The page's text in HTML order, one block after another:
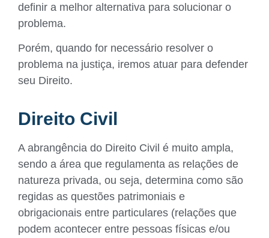
definir a melhor alternativa para solucionar o
problema.
Porém, quando for necessário resolver o
problema na justiça, iremos atuar para defender
seu Direito.
Direito Civil
A abrangência do Direito Civil é muito ampla,
sendo a área que regulamenta as relações de
natureza privada, ou seja, determina como são
regidas as questões patrimoniais e
obrigacionais entre particulares (relações que
podem acontecer entre pessoas físicas e/ou